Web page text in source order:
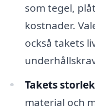
som tegel,
kostnader.
också takets
Takets
material och